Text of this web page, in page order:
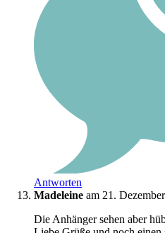
Antworten
Madeleine am 21.
Die Anhänger sehen aber